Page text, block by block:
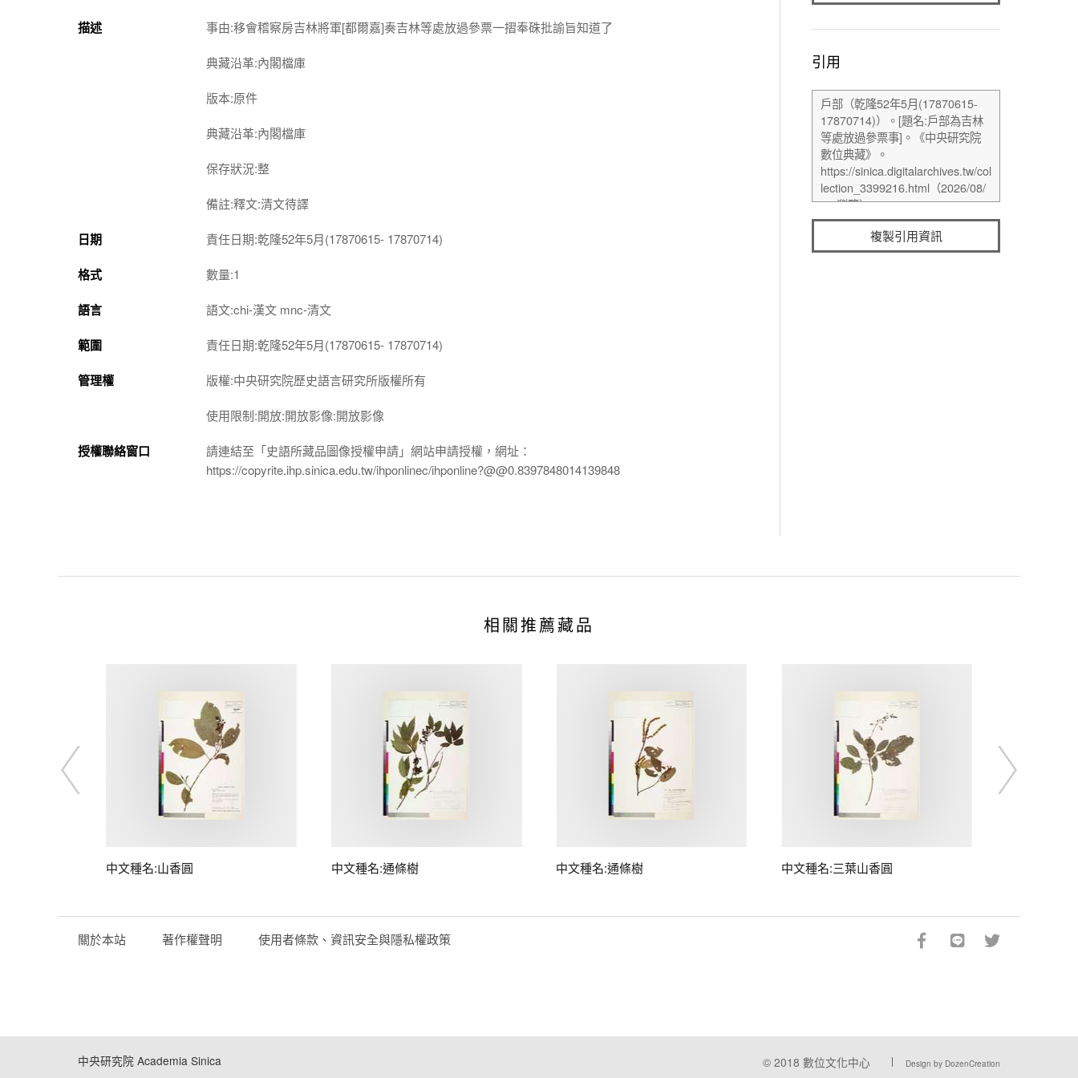
描述 事由:移會稽察房吉林將軍[都爾嘉]奏吉林等處放過參票一摺奉硃批諭旨知道了
典藏沿革:內閣檔庫
版本:原件
典藏沿革:內閣檔庫
保存狀況:整
備註:釋文:清文待譯
日期 責任日期:乾隆52年5月(17870615- 17870714)
格式 數量:1
語言 語文:chi-漢文 mnc-清文
範圍 責任日期:乾隆52年5月(17870615- 17870714)
管理權 版權:中央研究院歷史語言研究所版權所有
使用限制:開放:開放影像:開放影像
授權聯絡窗口
請連結至「史語所藏品圖像授權申請」網站申請授權，網址：
https://copyrite.ihp.sinica.edu.tw/ihponlinec/ihponline?@@0.8397848014139848
引用
複製引用資訊
相關推薦藏品
中文種名:山香圓 中文種名:通條樹 中文種名:通條樹 中文種名:三葉山香圓
關於本站 著作權聲明 使用者條款、資訊安全與隱私權政策
中央研究院 Academia Sinica © 2018 數位文化中心 Design by DozenCreation